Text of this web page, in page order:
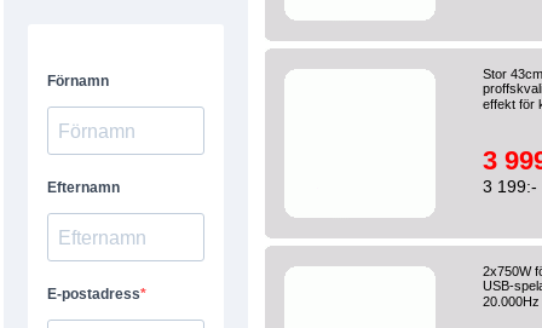
Stor
effekt för
3
3 199:-
2x750W
USB-